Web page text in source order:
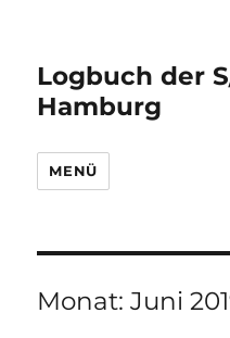
Logbuch der
Hamburg
MENÜ
Monat:Juni